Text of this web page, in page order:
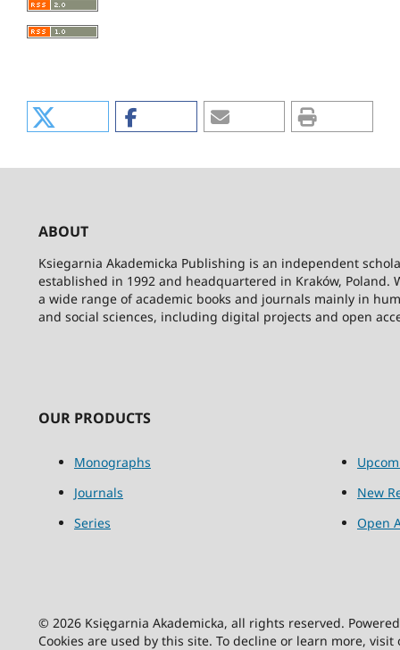
ABOUT
Ksiegarnia Akademicka Publishing is an independent
established in 1992 and headquartered in Kraków, Poland.
a wide range of academic books and journals mainly in
and social sciences, including digital projects and open
OUR PRODUCTS
Monographs
Journals
Series
New
Open
© 2026 Księgarnia Akademicka, all rights reserved.
Cookies are used by this site. To decline or learn more,